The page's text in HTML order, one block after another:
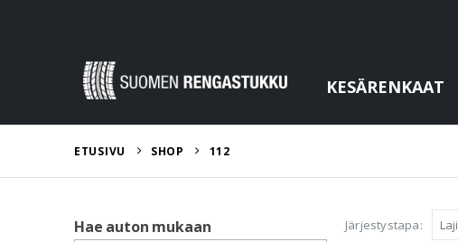
KESÄRENKAAT
ETUSIVU SHOP 112
Järjestystapa:
Hae auton mukaan